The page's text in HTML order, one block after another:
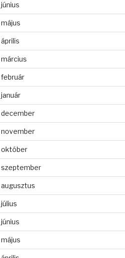
október
szeptember